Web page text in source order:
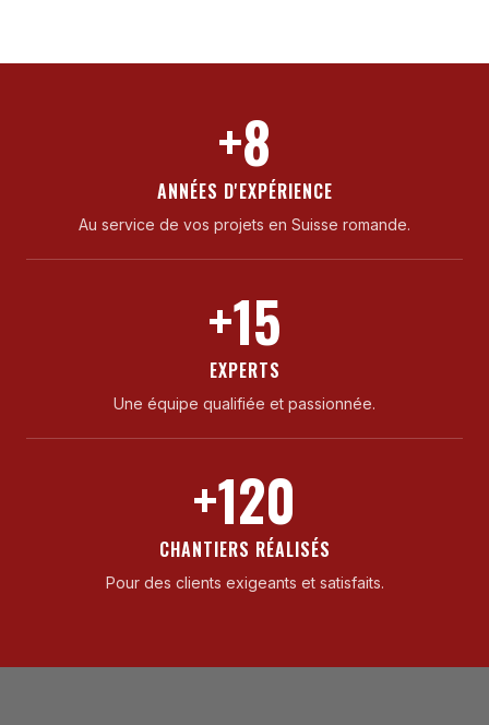
+8
ANNÉES D'EXPÉRIENCE
Au service de vos projets en Suisse romande.
+15
EXPERTS
Une équipe qualifiée et passionnée.
+120
CHANTIERS RÉALISÉS
Pour des clients exigeants et satisfaits.